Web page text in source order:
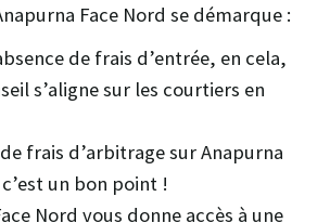
Face Nord se démarque :
de frais d’entrée, en cela,
s’aligne sur les courtiers en
de frais d’arbitrage sur Anapurna
un bon point !
Nord vous donne accès à une